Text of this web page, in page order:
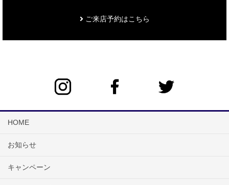
ご来店予約はこちら
HOME
お知らせ
キャンペーン